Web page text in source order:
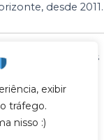
exibir
tráfego.
nisso :)
desde 2011.
direitos reservados
SOFTWARES
30112-021,